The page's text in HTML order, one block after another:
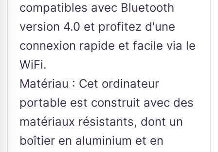
compatibles avec Bluetooth
version 4.0 et profitez d'une
connexion rapide et facile via le
WiFi.
Matériau : Cet ordinateur
portable est construit avec des
matériaux résistants, dont un
boîtier en aluminium et en